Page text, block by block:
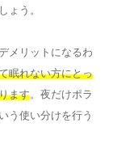
ょう。
メリットになるわ
眠れない方にとっ
ます。夜だけポラ
う使い分けを行う